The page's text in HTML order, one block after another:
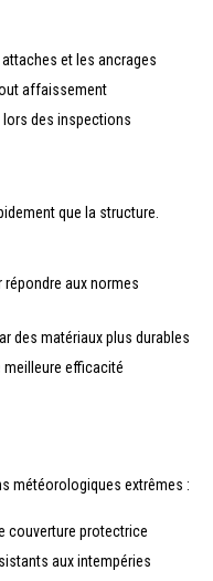
et les ancrages
affaissement
des inspections
que la structure.
aux normes
des matériaux plus durables
meilleure efficacité
météorologiques extrêmes :
couverture protectrice
aux intempéries